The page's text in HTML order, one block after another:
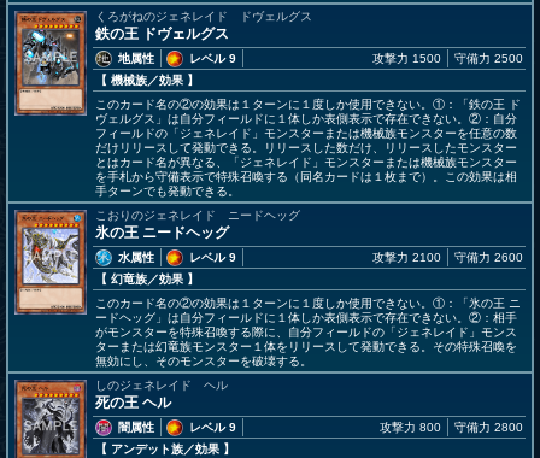
くろがねのジェネレイド ドヴェルグス
鉄の王 ドヴェルグス
地属性
レベル 9
【 機械族／効果 】
攻撃力 1500 守備力 2500
このカード名の②の効果は１ターンに１度しか使用できない。①：「鉄の王 ド
ヴェルグス」は自分フィールドに１体しか表側表示で存在できない。②：自分
フィールドの「ジェネレイド」モンスターまたは機械族モンスターを任意の数
だけリリースして発動できる。リリースした数だけ、リリースしたモンスター
とはカード名が異なる、「ジェネレイド」モンスターまたは機械族モンスター
を手札から守備表示で特殊召喚する（同名カードは１枚まで）。この効果は相
手ターンでも発動できる。
こおりのジェネレイド ニードヘッグ
氷の王 ニードヘッグ
水属性
レベル 9
【 幻竜族／効果 】
攻撃力 2100 守備力 2600
このカード名の②の効果は１ターンに１度しか使用できない。①：「氷の王 ニ
ードヘッグ」は自分フィールドに１体しか表側表示で存在できない。②：相手
がモンスターを特殊召喚する際に、自分フィールドの「ジェネレイド」モンス
ターまたは幻竜族モンスター１体をリリースして発動できる。その特殊召喚を
無効にし、そのモンスターを破壊する。
しのジェネレイド ヘル
死の王 ヘル
闇属性
レベル 9
【 アンデット族／効果 】
攻撃力 800 守備力 2800